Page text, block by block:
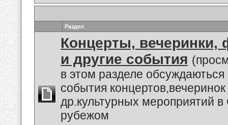
Раздел
Концерты, вечеринки,
и другие события
в этом разделе
события
др.культурных мероприятий
рубежом